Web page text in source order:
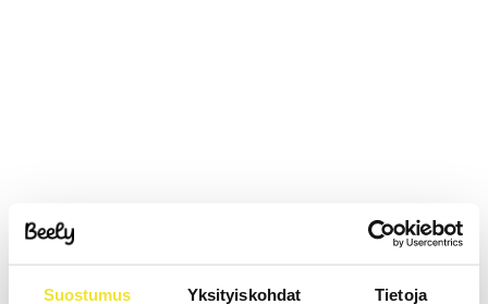
Suostumus Yksityiskohdat Tietoja